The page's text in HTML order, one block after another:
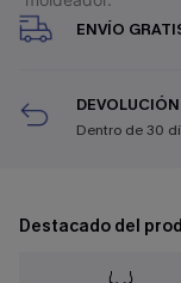
ENVÍO
Dentro de 30
Destacado del